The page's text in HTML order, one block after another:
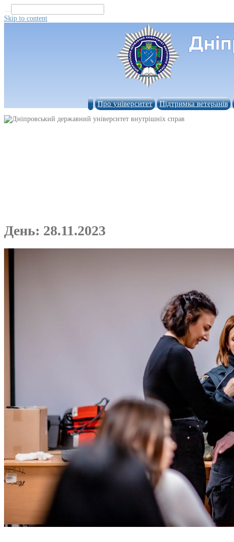
...
Skip to content
Про університет Підтримка ветеранів
День: 28.11.2023